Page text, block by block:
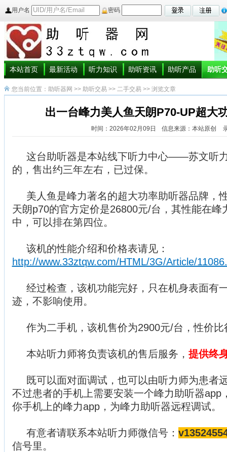
用户名 密码
本站首页 最新活动 听力知识 助听资讯 助听产品 助听
您当前位置： 助听器网 >> 助听交易 >> 二手交易 >> 浏览文章
出一台峰力美人鱼天朗P70-UP超大
时间：2026年02月09日 信息来源：本站原创
这台助听器是本站线下听力中心——苏文听
的， 售出约三年左右，已过保。
美人鱼是峰力著名的超大功率助听器品牌，
天朗p70的官方定价是26800元/台，其性能在峰
中，可以排在第四位。
该机的性能介绍和价格表请见：
http://www.33ztqw.com/HTML/3G/Article/
经过检查，该机功能完好，只在机身表面有
迹，不影响使用。
作为二手机，该机售价为2900元/台，性价比
本站听力师将负责该机的售后服务， 提供终
既可以面对面调试，也可以由听力师为患者
不过患者的手机上需要安装一个峰力助听器app
你手机上的峰力app，为峰力助听器远程调试。
有意者请联系本站听力师微信号：
信号里。